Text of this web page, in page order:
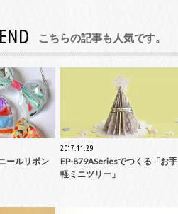
こちらの記事も人気です。
ールリボン
2017.11.29
EP-879ASeriesでつくる「お手
軽ミニツリー」